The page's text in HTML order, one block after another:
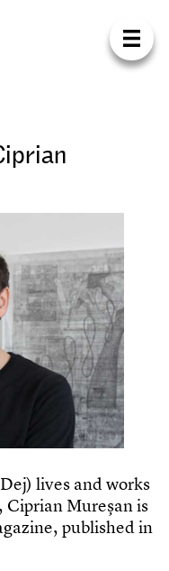
Para
S
E
NS
iprian
Dej) lives andworks
, Ciprian Mureșanis
gazine, publishedin